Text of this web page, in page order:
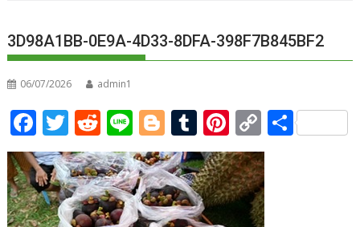
3D98A1BB-0E9A-4D33-8DFA-398F7B845BF2
06/07/2026 admin1
F
ac
e
b
T
w
itt
er
R
e
d
di
Li
n
e
Bl
o
g
g
T
u
m
bl
Pi
nt
er
e
C
o
p
y
S